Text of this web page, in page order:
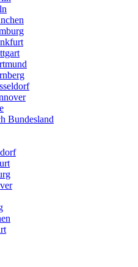
Bundesland